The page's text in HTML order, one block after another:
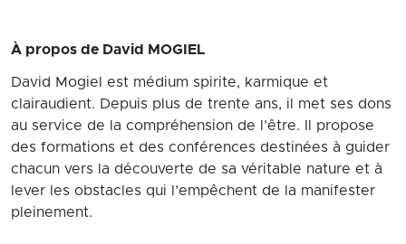
À propos de David MOGIEL
David Mogiel est médium spirite, karmique et
clairaudient. Depuis plus de trente ans, il met ses dons
au service de la compréhension de l’être. Il propose
des formations et des conférences destinées à guider
chacun vers la découverte de sa véritable nature et à
lever les obstacles qui l’empêchent de la manifester
pleinement.